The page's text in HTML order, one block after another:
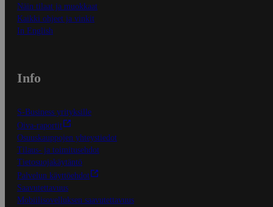
Näin tilaat ja muokkaat
Kaikki ohjeet ja vinkit
In English
Info
S-Business yrityksille
Oiva-raportit
Osuuskauppojen yhteystiedot
Tilaus- ja toimitusehdot
Tietosuojakäytäntö
Palvelun käyttöehdot
Saavutettavuus
Mobiilisovelluksen saavutettavuus